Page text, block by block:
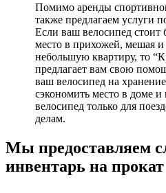
Помимо аренды
также предлагаем услуги
Если ваш велосипед стоит
место в прихожей, мешая и
небольшую квартиру, то
предлагает вам свою
ваш велосипед на
сэкономить место в доме и
велосипед только для
делам.
Мы предоставляем
инвентарь на прокат